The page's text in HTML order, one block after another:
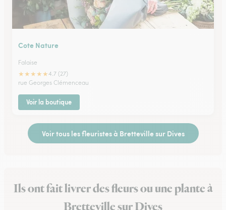
Cote Nature
Falaise
★★★★★4.7 (27)
rue Georges Clémenceau
Voir la boutique
Voir tous les fleuristes à Bretteville sur Dives
Ils ont fait livrer des fleurs ou une plante à